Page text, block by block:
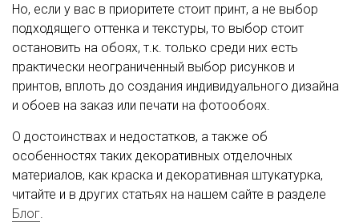
Но, если у вас в приоритете стоит принт, а не выбор
подходящего оттенка и текстуры, то выбор стоит
остановить на обоях, т.к. только среди них есть
практически неограниченный выбор рисунков и
принтов, вплоть до создания индивидуального дизайна
и обоев на заказ или печати на фотообоях.
О достоинствах и недостатков, а также об
особенностях таких декоративных отделочных
материалов, как краска и декоративная штукатурка,
читайте и в других статьях на нашем сайте в разделе
Блог.